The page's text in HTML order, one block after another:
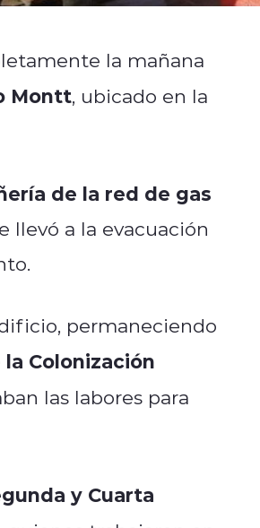
la mañana
Montt, ubicado en la
de la red de gas
llevó a la evacuación
permaneciendo
Colonización
las labores para
y Cuarta